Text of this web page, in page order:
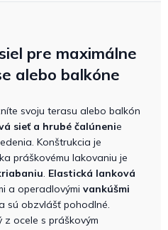
pre maximálne
alebo balkóne
svoju terasu alebo balkón
sieť a hrubé čalúnenie
Konštrukcia je
práškovému lakovaniu je
Elastická lanková
a operadlovými vankúšmi
sú obzvlášť pohodlné.
ocele s práškovým